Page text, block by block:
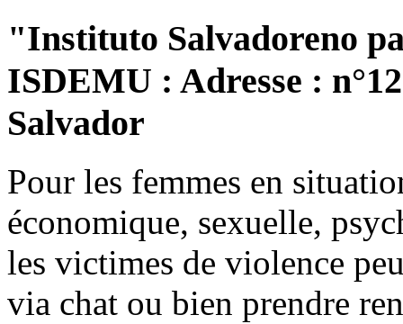
"Instituto Salvadoreno
ISDEMU : Adresse :
Salvador
Pour les femmes en
économique, sexuelle,
les victimes de violence
via chat ou bien prendre